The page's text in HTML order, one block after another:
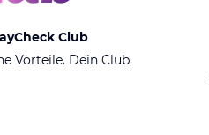
Club
Vorteile. Dein Club.